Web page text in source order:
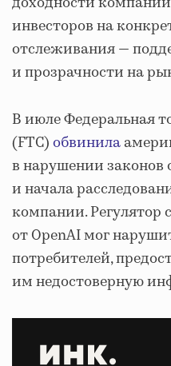
инвесторов на
отслеживания —
и прозрачности на
В июле Федеральная
(FTC)обвинила
в нарушении законов
и начала
компании. Регулятор
от OpenAI мог
потребителей,
им недостоверную